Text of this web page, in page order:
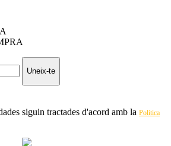
Uneix-te
siguin tractades d'acord amb la Política